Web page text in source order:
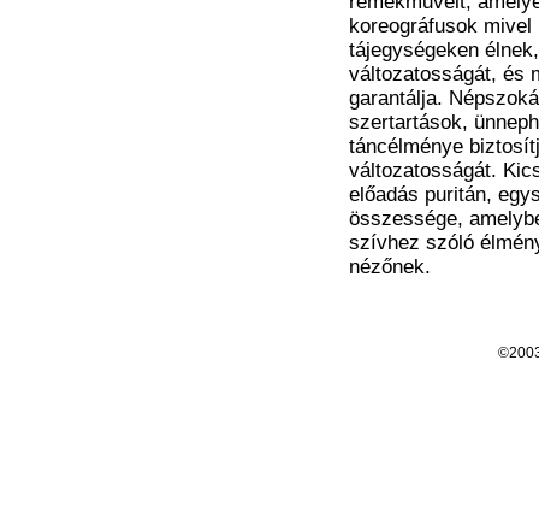
koreográfusok
tájegységeken
változatosságát, és
garantálja.
szertartások,
táncélménye
változatosságát.
előadás puritán,
összessége,
szívhez szóló
nézőnek.